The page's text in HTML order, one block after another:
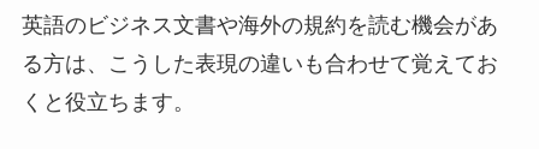
英語のビジネス文書や海外の規約を読む機会があ
る方は、こうした表現の違いも合わせて覚えてお
くと役立ちます。